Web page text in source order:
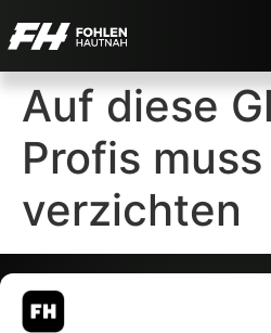
Auf diese
Profis
verzichten